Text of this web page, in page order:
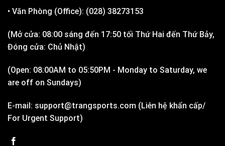
• Văn Phòng (Office): (028) 38273153
(Mở cửa: 08:00 sáng đến 17:50 tối Thứ Hai đến Thứ Bảy,
Đóng cửa: Chủ Nhật)
(Open: 08:00AM to 05:50PM - Monday to Saturday, we
are off on Sundays)
E-mail: support@trangsports.com (Liên hệ khẩn cấp/
For Urgent Support)